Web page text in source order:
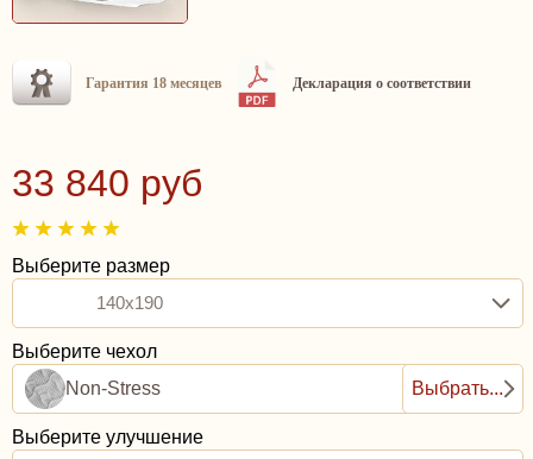
Гарантия 18 месяцев Декларация о соответствии
33 840 руб
Выберите размер
140x190
Выберите чехол
Non-Stress
Выбрать...
Выберите улучшение